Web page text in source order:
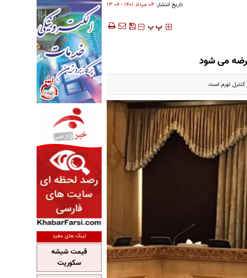
تاریخ انتشار: ۰۴ مرداد ۱۴۰۱ - ۱۳:۰۶
‍‍‍ پ پ
می شود
کنترل تورم است.
لینک های مفید
قیمت شیشه
سکوریت